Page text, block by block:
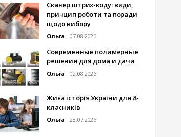
Сканер штрих-коду: види,
принцип роботи та поради
щодо вибору
Ольга 07.08.2026
Современные полимерные
решения для дома и дачи
Ольга 02.08.2026
Жива історія України для 8-
класників
Ольга 28.07.2026